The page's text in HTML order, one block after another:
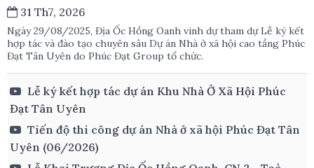
31 Th7, 2026
Ngày 29/08/2025, Địa Ốc Hồng Oanh vinh dự tham dự Lễ ký kết
hợp tác và đào tạo chuyên sâu Dự án Nhà ở xã hội cao tầng Phúc
Lễ ký kết hợp tác dự án Khu Nhà Ở Xã Hội Phúc
Đạt Tân Uyên
Tiến độ thi công dự án Nhà ở xã hội Phúc Đạt Tân
Uyên (06/2026)